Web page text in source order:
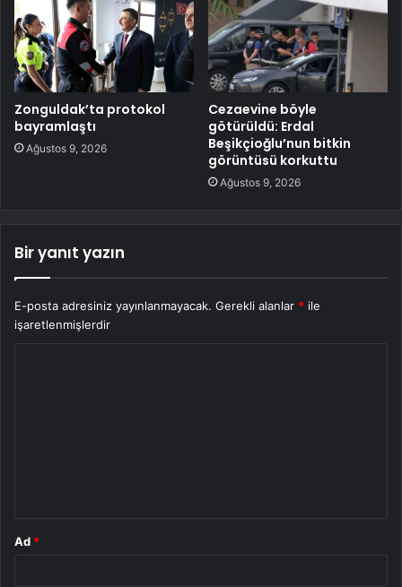
Zonguldak’ta protokol
bayramlaştı
Ağustos 9, 2026
Cezaevine böyle
götürüldü: Erdal
Beşikçioğlu’nun bitkin
görüntüsü korkuttu
Ağustos 9, 2026
Bir yanıt yazın
E-posta adresiniz yayınlanmayacak. Gerekli alanlar * ile
işaretlenmişlerdir
Ad *